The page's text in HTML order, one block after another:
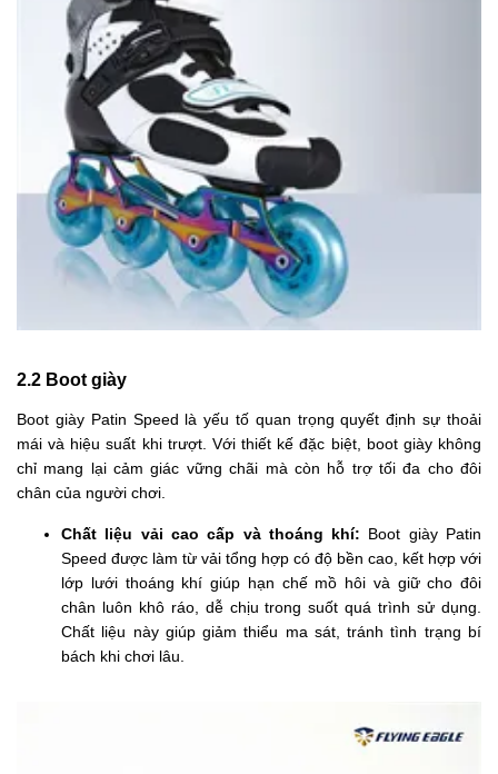
2.2 Boot giày
Boot giày Patin Speed là yếu tố quan trọng quyết định sự thoải
mái và hiệu suất khi trượt. Với thiết kế đặc biệt, boot giày không
chỉ mang lại cảm giác vững chãi mà còn hỗ trợ tối đa cho đôi
chân của người chơi.
Chất liệu vải cao cấp và thoáng khí: Boot giày Patin
Speed được làm từ vải tổng hợp có độ bền cao, kết hợp với
lớp lưới thoáng khí giúp hạn chế mồ hôi và giữ cho đôi
chân luôn khô ráo, dễ chịu trong suốt quá trình sử dụng.
Chất liệu này giúp giảm thiểu ma sát, tránh tình trạng bí
bách khi chơi lâu.